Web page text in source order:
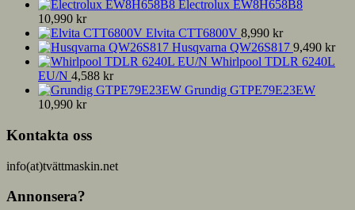
Electrolux EW8H658B8
10,990 kr
Elvita CTT6800V 8,990 kr
Husqvarna QW26S817 9,490 kr
Whirlpool TDLR 6240L
EU/N 4,588 kr
Grundig GTPE79E23EW
10,990 kr
Kontakta oss
info(at)tvättmaskin.net
Annonsera?